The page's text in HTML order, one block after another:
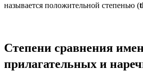
называется положительной степенью (
Степени сравнения
прилагательных и